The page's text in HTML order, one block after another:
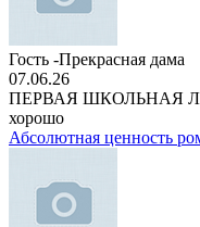
Гость -Прекрасная дама
07.06.26
ПЕРВАЯ ШКОЛЬНАЯ
хорошо
Абсолютная ценность